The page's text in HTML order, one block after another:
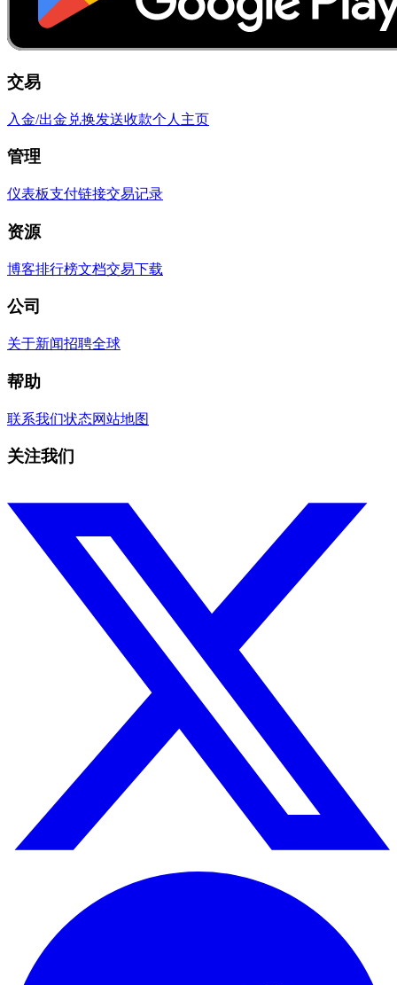
交易
入金/出金 兑换发送收款个人主页
管理
仪表板支付链接交易记录
资源
博客排行榜文档交易下载
公司
关于新闻招聘全球
帮助
联系我们状态网站地图
关注我们